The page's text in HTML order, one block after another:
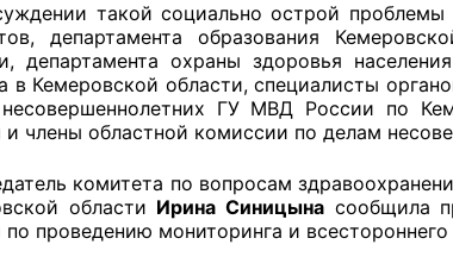
советы
власти
советы по проведению независимой
такой социально острой проблемы
департамента образования
департамента охраны здоровья
в Кемеровской области, специалисты
ГУ МВД России по
и члены областной комиссии по делам
комитета по вопросам
области Ирина Синицына сообщила
по проведению мониторинга и